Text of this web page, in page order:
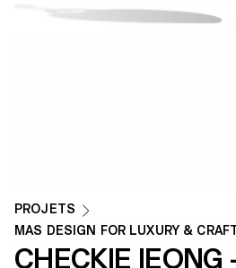
PROJETS
MAS DESIGN FOR LUXURY &
CHECKIE IEONG